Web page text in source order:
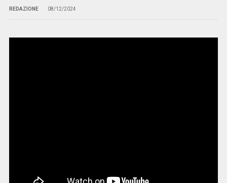
REDAZIONE 08/12/2024